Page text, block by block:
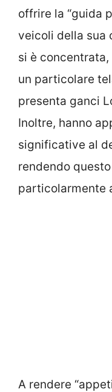
offrire la “guida
veicoli della sua
si è
un particolare
presenta ganci
Inoltre, hanno
significative al
rendendo
particolarmente
A rendere